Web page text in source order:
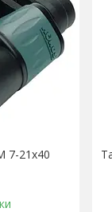
7-21x40